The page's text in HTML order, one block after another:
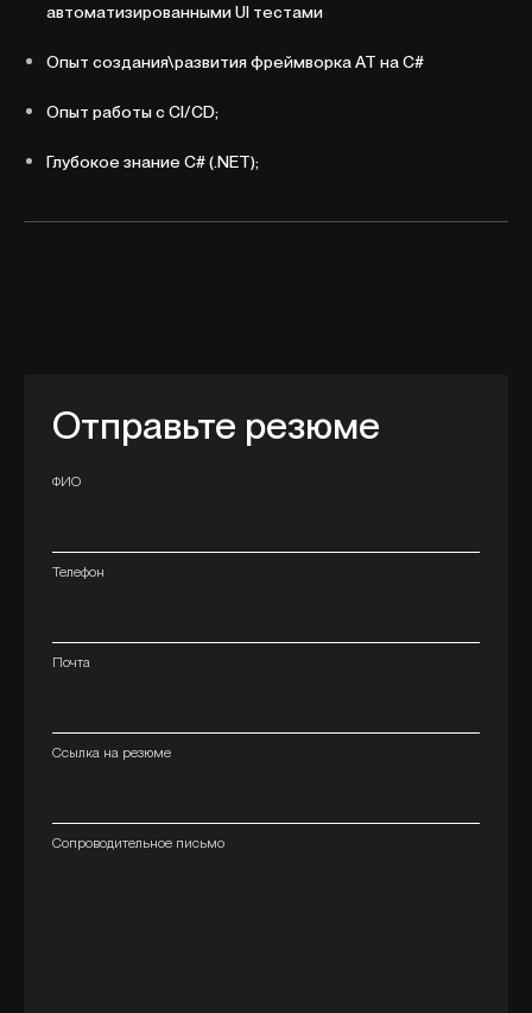
автоматизированными UI тестами
Опыт создания\развития фреймворка АТ на C#
Опыт работы с CI/CD;
Глубокое знание С# (.NET);
Отправьте резюме
ФИО
Телефон
Почта
Ссылка на резюме
Сопроводительное письмо